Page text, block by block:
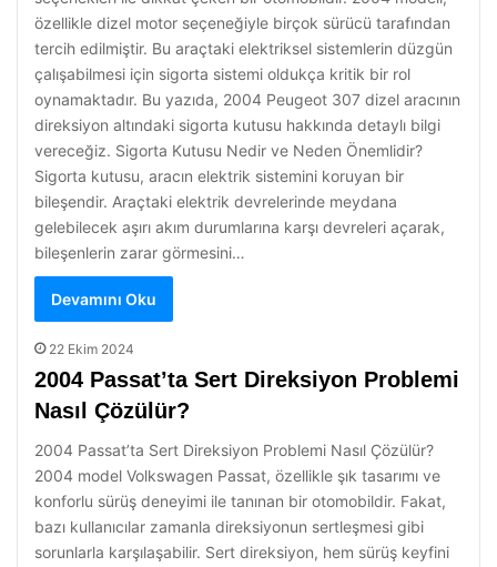
özellikle dizel motor seçeneğiyle birçok sürücü tarafından
tercih edilmiştir. Bu araçtaki elektriksel sistemlerin düzgün
çalışabilmesi için sigorta sistemi oldukça kritik bir rol
oynamaktadır. Bu yazıda, 2004 Peugeot 307 dizel aracının
direksiyon altındaki sigorta kutusu hakkında detaylı bilgi
vereceğiz. Sigorta Kutusu Nedir ve Neden Önemlidir?
Sigorta kutusu, aracın elektrik sistemini koruyan bir
bileşendir. Araçtaki elektrik devrelerinde meydana
gelebilecek aşırı akım durumlarına karşı devreleri açarak,
bileşenlerin zarar görmesini…
Devamını Oku
22 Ekim 2024
2004 Passat’ta Sert Direksiyon Problemi
Nasıl Çözülür?
2004 Passat’ta Sert Direksiyon Problemi Nasıl Çözülür?
2004 model Volkswagen Passat, özellikle şık tasarımı ve
konforlu sürüş deneyimi ile tanınan bir otomobildir. Fakat,
bazı kullanıcılar zamanla direksiyonun sertleşmesi gibi
sorunlarla karşılaşabilir. Sert direksiyon, hem sürüş keyfini